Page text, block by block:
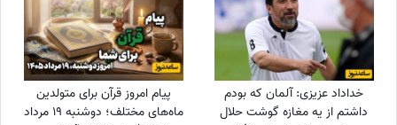
خداداد عزیزی: آلمان که بودم
داشتم از یه مغازه گوشت حلال
پیام امروز قرآن برای متولدین
ماه‌های مختلف؛ دوشنبه 19 مرداد